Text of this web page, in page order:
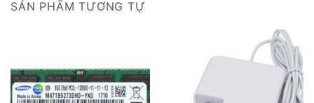
SẢN PHẨM TƯƠNG TỰ